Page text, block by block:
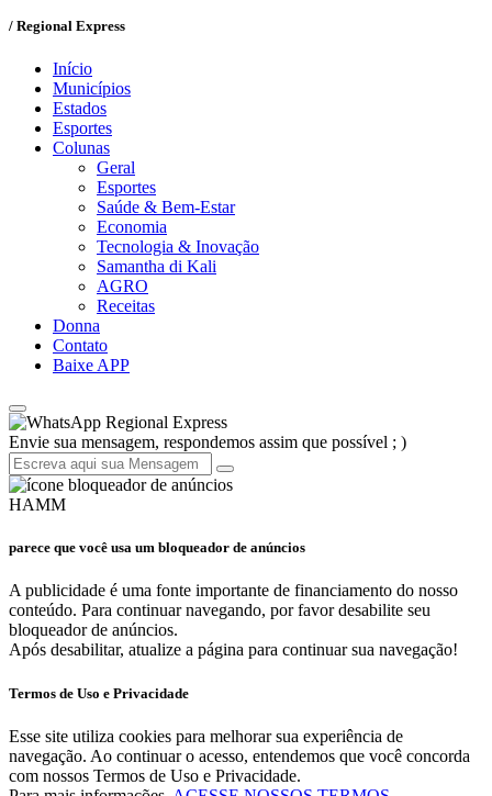
/ Regional Express
Início
Municípios
Estados
Esportes
Colunas
Geral
Esportes
Saúde & Bem-Estar
Economia
Tecnologia & Inovação
Samantha di Kali
AGRO
Receitas
Donna
Contato
Baixe APP
Regional Express
Envie sua mensagem, respondemos assim que possível ; )
HAMM
parece que você usa um bloqueador de anúncios
A publicidade é uma fonte importante de financiamento do nosso
conteúdo. Para continuar navegando, por favor desabilite seu
bloqueador de anúncios.
Após desabilitar, atualize a página para continuar sua navegação!
Termos de Uso e Privacidade
Esse site utiliza cookies para melhorar sua experiência de
navegação. Ao continuar o acesso, entendemos que você concorda
com nossos Termos de Uso e Privacidade.